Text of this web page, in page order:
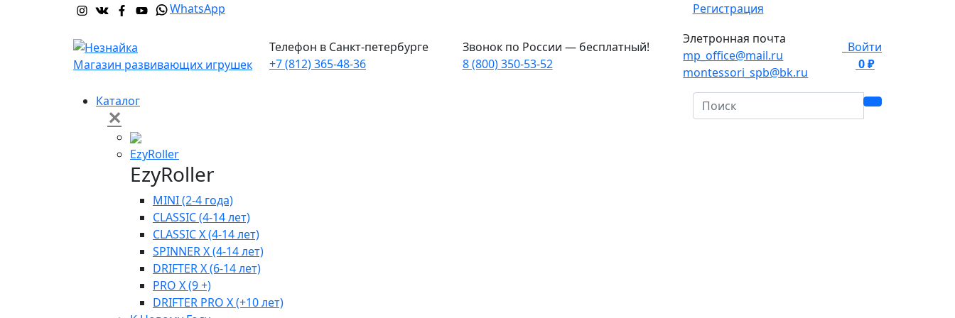
WhatsApp Регистрация
Магазин развивающих игрушек
Телефон в Санкт-петербурге
+7 (812) 365-48-36
Звонок по России — бесплатный!
8 (800) 350-53-52
Элетронная почта
mp_office@mail.ru
montessori_spb@bk.ru
Войти
0 ₽
Каталог
✕
EzyRoller
EzyRoller
MINI (2-4 года)
CLASSIC (4-14 лет)
CLASSIC X (4-14 лет)
SPINNER X (4-14 лет)
DRIFTER X (6-14 лет)
PRO X (9 +)
DRIFTER PRO X (+10 лет)